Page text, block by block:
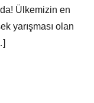
Ülkemizin en
yarışması olan